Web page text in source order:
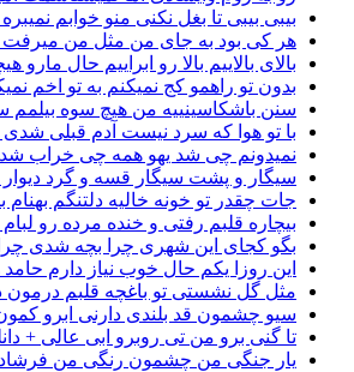
بیبی بیبی تا بغل نکنی منو خوابم
هر کی بود به جای من مثل من میرفت
بالای بالاییم بالا رو ابراییم حال
بدون تو راهمو کج نمیکنم به تو اخم
سنن باشکاسینییه من هیچ سوه بیلمم
با تو هوا که سرد نیست آدم قبلی شدی
نمیدونم چی شد یهو همه چی خراب شد
سیگار و پشت سیگار قسه و گرد دیوار
جات چقدر تو خونه خالیه دلتنگم بهنام
بیچاره قلبم رفتی و خنده مرده رو لبام
بگو کجای این شهری چرا بچه شدی چرا
این روزا یکم حال خوب نیاز دارم حامد
مثل گل نشستی تو باغچه قلبم درمون
سیو چشمون قد بلندی دارنی ابرو
تا گنی برو من تی روبرو ابی عالی +
یار جنگی من چشمون رنگی من فرشاد